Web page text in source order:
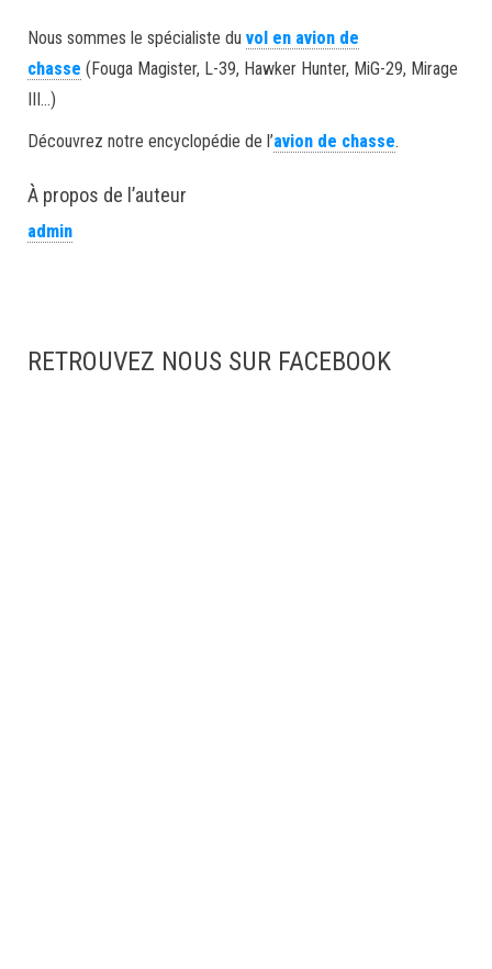
Nous sommes le spécialiste du vol en avion de
chasse (Fouga Magister, L-39, Hawker Hunter, MiG-29, Mirage
III…)
Découvrez notre encyclopédie de l’avion de chasse.
À propos de l’auteur
admin
RETROUVEZ NOUS SUR FACEBOOK